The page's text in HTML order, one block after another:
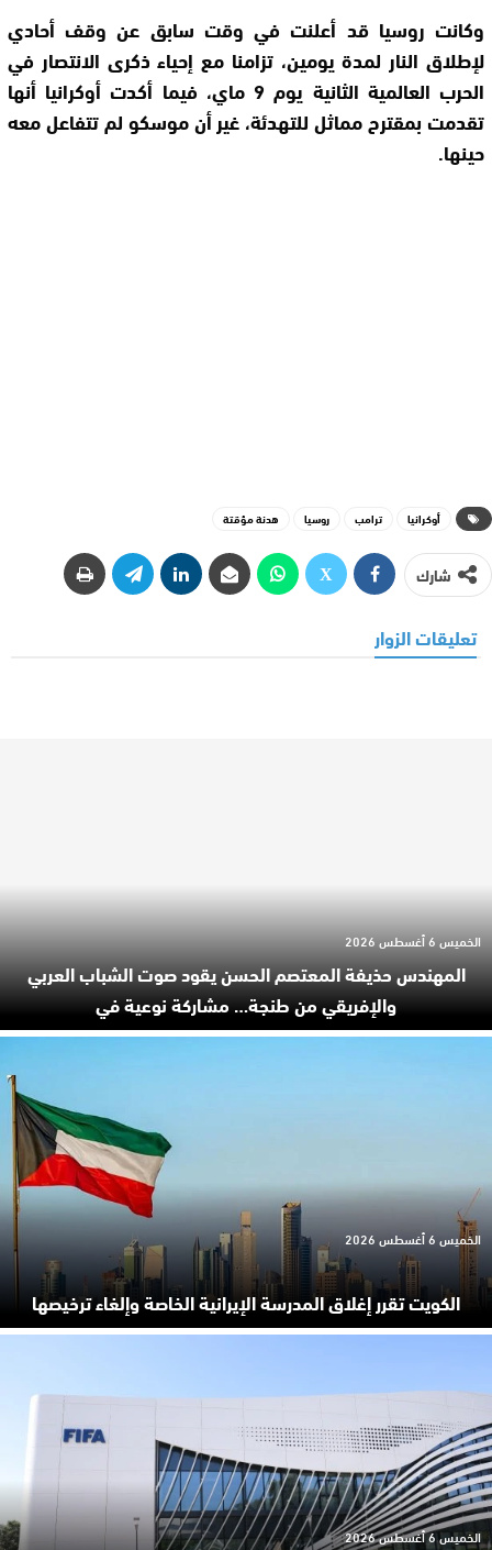
وكانت روسيا قد أعلنت في وقت سابق عن وقف أحادي
لإطلاق النار لمدة يومين، تزامنا مع إحياء ذكرى الانتصار في
الحرب العالمية الثانية يوم 9 ماي، فيما أكدت أوكرانيا أنها
تقدمت بمقترح مماثل للتهدئة، غير أن موسكو لم تتفاعل معه
حينها.
أوكرانيا ترامب روسيا هدنة مؤقتة
شارك
تعليقات الزوار
المهندس حذيفة المعتصم الحسن يقود صوت الشباب العربي
والإفريقي من طنجة… مشاركة نوعية في
الخميس 6 أغسطس 2026
الكويت تقرر إغلاق المدرسة الإيرانية الخاصة وإلغاء ترخيصها
الخميس 6 أغسطس 2026
الخميس 6 أغسطس 2026